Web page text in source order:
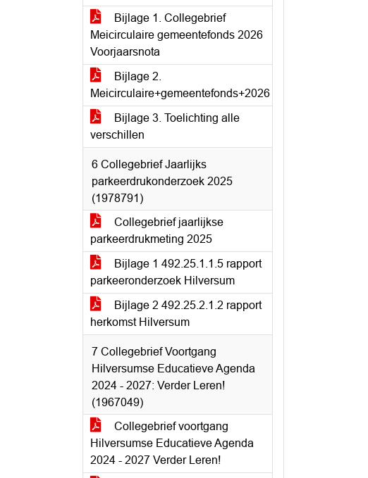
Bijlage 1. Collegebrief
Meicirculaire gemeentefonds 2026
Voorjaarsnota
Bijlage 2.
Meicirculaire+gemeentefonds+2026
Bijlage 3. Toelichting alle
verschillen
6 Collegebrief Jaarlijks
parkeerdrukonderzoek 2025
(1978791)
Collegebrief jaarlijkse
parkeerdrukmeting 2025
Bijlage 1 492.25.1.1.5 rapport
parkeeronderzoek Hilversum
Bijlage 2 492.25.2.1.2 rapport
herkomst Hilversum
7 Collegebrief Voortgang
Hilversumse Educatieve Agenda
2024 - 2027: Verder Leren!
(1967049)
Collegebrief voortgang
Hilversumse Educatieve Agenda
2024 - 2027 Verder Leren!